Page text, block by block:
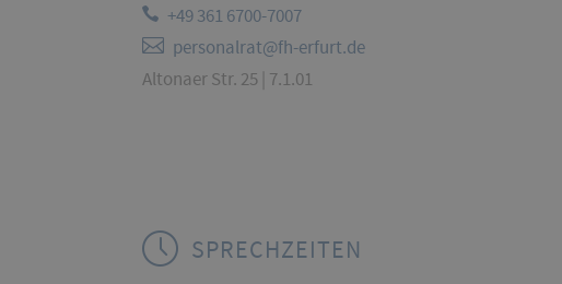
+49 361 6700-7007
personalrat@fh-erfurt.de
Altonaer Str. 25 | 7.1.01
SPRECHZEITEN